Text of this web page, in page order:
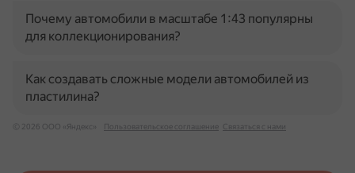
Почему автомобили в масштабе 1:43 популярны
для коллекционирования?
Как создавать сложные модели автомобилей из
пластилина?
© 2026 ООО «Яндекс» Пользовательское соглашение Связаться с нами